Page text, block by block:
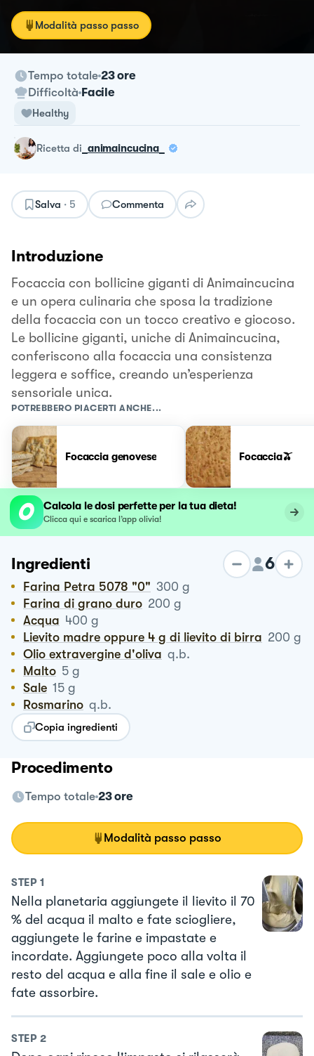
Modalità passo passo
Tempo totale 23 ore
Difficoltà Facile
Healthy
ricetta di _animaincucina_
Salva · 5 Commenta
Introduzione
Focaccia con bollicine giganti di Animaincucina
e un opera culinaria che sposa la tradizione
della focaccia con un tocco creativo e giocoso.
Le bollicine giganti, uniche di Animaincucina,
conferiscono alla focaccia una consistenza
leggera e soffice, creando un’esperienza
sensoriale unica.
POTREBBERO PIACERTI ANCHE...
Focaccia genovese Focaccia🫒
Calcola le dosi perfette per la tua dieta!
Clicca qui e scarica l’app olivia!
Ingredienti 6
Farina Petra 5078 "0" 300 g
Farina di grano duro 200 g
Acqua 400 g
Lievito madre oppure 4 g di lievito di birra 200 g
Olio extravergine d'oliva q.b.
Malto 5 g
Sale 15 g
Rosmarino q.b.
Copia ingredienti
Procedimento
Tempo totale 23 ore
Modalità passo passo
STEP 1
Nella planetaria aggiungete il lievito il 70
% del acqua il malto e fate sciogliere,
aggiungete le farine e impastate e
incordate. Aggiungete poco alla volta il
resto del acqua e alla fine il sale e olio e
fate assorbire.
STEP 2